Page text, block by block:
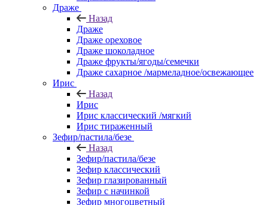
Драже
Назад
Драже
Драже ореховое
Драже шоколадное
Драже фрукты/ягоды/семечки
Драже сахарное /мармеладное/освежающее
Ирис
Назад
Ирис
Ирис классический /мягкий
Ирис тираженный
Зефир/пастила/безе
Назад
Зефир/пастила/безе
Зефир классический
Зефир глазированный
Зефир с начинкой
Зефир многоцветный